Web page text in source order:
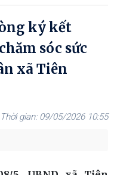
ký kết
sóc sức
xã Tiên
09/05/2026 10:55